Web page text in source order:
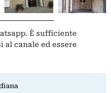
È sufficiente
al canale ed essere